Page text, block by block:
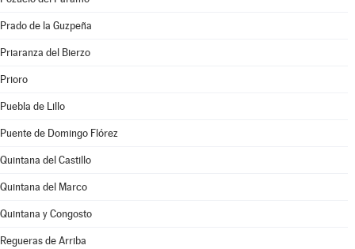
Prado de la Guzpeña
Priaranza del Bierzo
Prioro
Puebla de Lillo
Puente de Domingo Flórez
Quintana del Castillo
Quintana del Marco
Quintana y Congosto
Regueras de Arriba